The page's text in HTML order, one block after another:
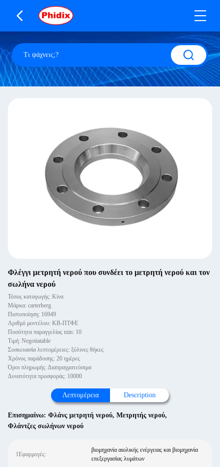
Φλέγγι μετρητή νερού που συνδέει το μετρητή νερού και τον
σωλήνα νερού
Τόπος καταγωγής: Κίνα
Μάρκα: carterberg
Πιστοποίηση: 16949
Αριθμό μοντέλου: ΚΒ-ΠΤΦΕ
Ποσότητα παραγγελίας min: 10
Τιμή: Negotiatable
Συσκευασία λεπτομέρειες: ξύλινες θήκες
Χρόνος παράδοσης: 20 ημέρες
Όροι πληρωμής: Διαπραγματεύσιμα
Δυνατότητα προσφοράς: 10000
Λεπτομέρεια Description
Επισημαίνω: Φλάνς μετρητή νερού, Μετρητής νερού,
Φλάντζες σωλήνων νερού
1Εφαρμογές:
βιομηχανία αιολικής ενέργειας και βιομηχανία
επεξεργασίας λυμάτων